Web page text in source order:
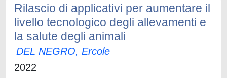
Rilascio di applicativi per aumentare il
livello tecnologico degli allevamenti e
la salute degli animali
DEL NEGRO, Ercole
2022